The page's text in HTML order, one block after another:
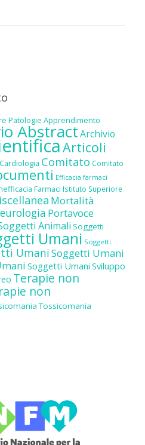
Patologie Apprendimento
AbstractArchivio
Articoli
Cardiologia Comitato Comitato
Efficacia farmaci
Farmaci Istituto Superiore
Mortalità
Portavoce
Animali Soggetti
Umani Soggetti
UmaniSoggetti Umani
Soggetti Umani Sviluppo
Terapie non
non
Tossicomania